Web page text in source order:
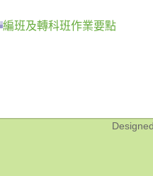
編班及轉科班作業要點